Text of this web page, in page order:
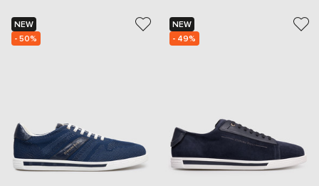
NEW
- 50%
NEW
- 49%